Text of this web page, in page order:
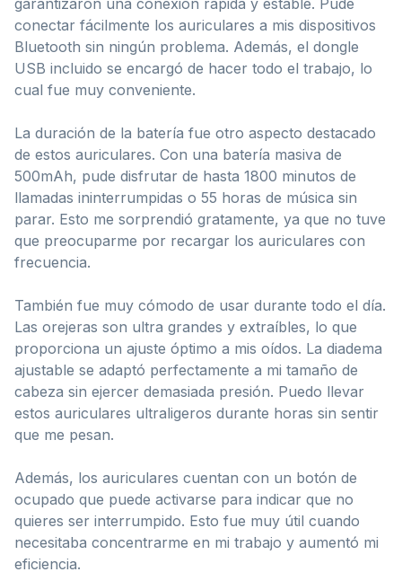
conectar fácilmente los auriculares a mis dispositivos
Bluetooth sin ningún problema. Además, el dongle
USB incluido se encargó de hacer todo el trabajo, lo
cual fue muy conveniente.
La duración de la batería fue otro aspecto destacado
de estos auriculares. Con una batería masiva de
500mAh, pude disfrutar de hasta 1800 minutos de
llamadas ininterrumpidas o 55 horas de música sin
parar. Esto me sorprendió gratamente, ya que no tuve
que preocuparme por recargar los auriculares con
frecuencia.
También fue muy cómodo de usar durante todo el día.
Las orejeras son ultra grandes y extraíbles, lo que
proporciona un ajuste óptimo a mis oídos. La diadema
ajustable se adaptó perfectamente a mi tamaño de
cabeza sin ejercer demasiada presión. Puedo llevar
estos auriculares ultraligeros durante horas sin sentir
que me pesan.
Además, los auriculares cuentan con un botón de
ocupado que puede activarse para indicar que no
quieres ser interrumpido. Esto fue muy útil cuando
necesitaba concentrarme en mi trabajo y aumentó mi
eficiencia.